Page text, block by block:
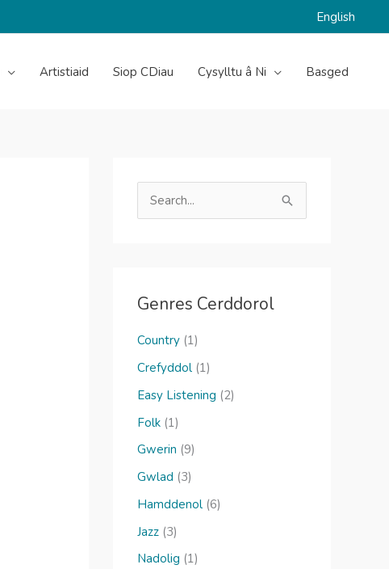
English
Artistiaid Siop CDiau Cysylltu â Ni Basged
e
h
f
o
r
Genres Cerddorol
Country (1)
Crefyddol (1)
Easy Listening (2)
Folk (1)
Gwerin (9)
Gwlad (3)
Hamddenol (6)
Jazz (3)
Nadolig (1)